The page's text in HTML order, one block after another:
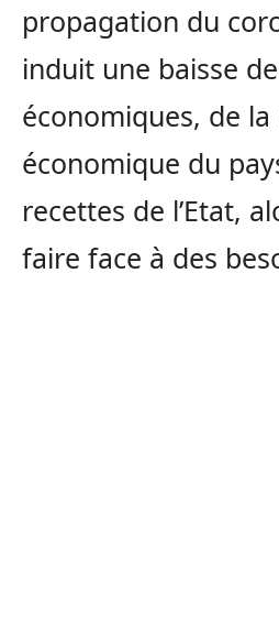
propagation du
induit une baisse
économiques, de la
économique du
recettes de l’Etat,
faire face à des